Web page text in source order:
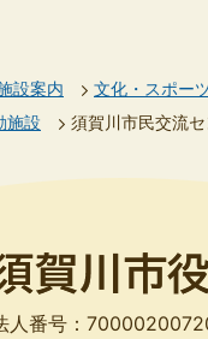
設案内
文化・スポー
施設
須賀川市民交流
人番号：